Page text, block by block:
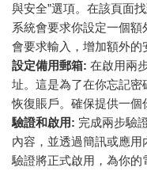
與安全”選項。在該頁面
系統會要求你設定一個
會要求輸入，增加額外的
設定備用郵箱: 在啟用兩
址。這是為了在你忘記
恢復賬戶。確保提供一個
驗證和啟用: 完成兩步驗
內容，並透過簡訊或應
驗證將正式啟用，為你的